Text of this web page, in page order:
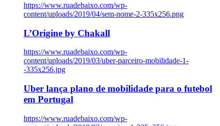
https://www.ruadebaixo.com/wp-
content/uploads/2019/04/sem-nome-2-335x256.png
L’Origine by Chakall
https://www.ruadebaixo.com/wp-
content/uploads/2019/03/uber-parceiro-mobilidade-1-
-335x256.jpg
Uber lança plano de mobilidade para o futebol
em Portugal
https://www.ruadebaixo.com/wp-